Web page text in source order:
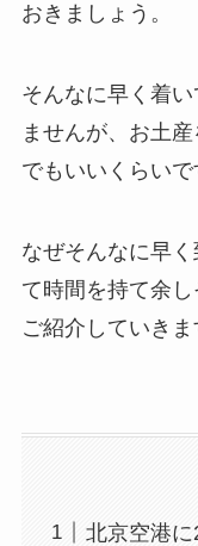
おきましょう。
そんなに早く着
ませんが、お土
でもいいくらいで
なぜそんなに早
て時間を持て余
ご紹介していきま
北京空港